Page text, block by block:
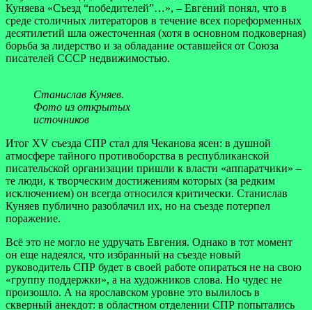
Куняева «Съезд “победителей”…», – Евгений понял, что в
среде столичных литераторов в течение всех пореформенных
десятилетий шла ожесточенная (хотя в основном подковерная)
борьба за лидерство и за обладание оставшейся от Союза
писателей СССР недвижимостью.
Станислав Куняев.
Фото из открытых
источников
Итог XV съезда СПР стал для Чеканова ясен: в душной
атмосфере тайного противоборства в республиканской
писательской организации пришли к власти «аппаратчики» –
те люди, к творческим достижениям которых (за редким
исключением) он всегда относился критически. Станислав
Куняев публично разоблачил их, но на съезде потерпел
поражение.
Всё это не могло не удручать Евгения. Однако в тот момент
он еще надеялся, что избранный на съезде новый
руководитель СПР будет в своей работе опираться не на свою
«группу поддержки», а на художников слова. Но чудес не
произошло. А на ярославском уровне это вылилось в
скверный анекдот: в областном отделении СПР попытались